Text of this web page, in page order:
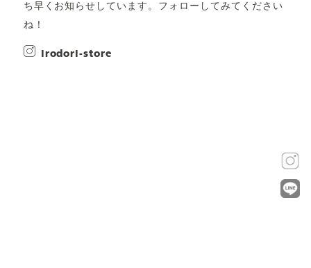
ち早くお知らせしています。フォローしてみてください
ね！
irodori-store